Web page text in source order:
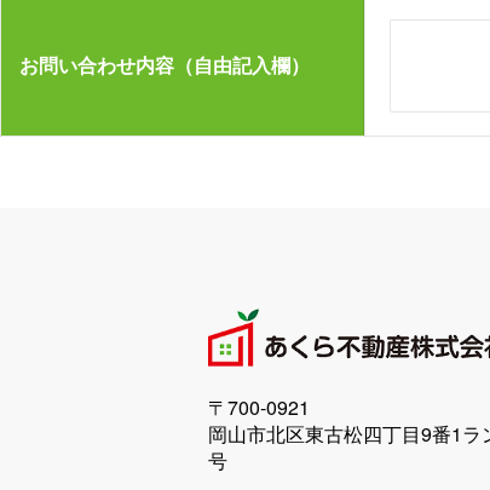
お問い合わせ内容（自由記入欄）
〒700-0921
岡山市北区東古松四丁目9番1ラ
号